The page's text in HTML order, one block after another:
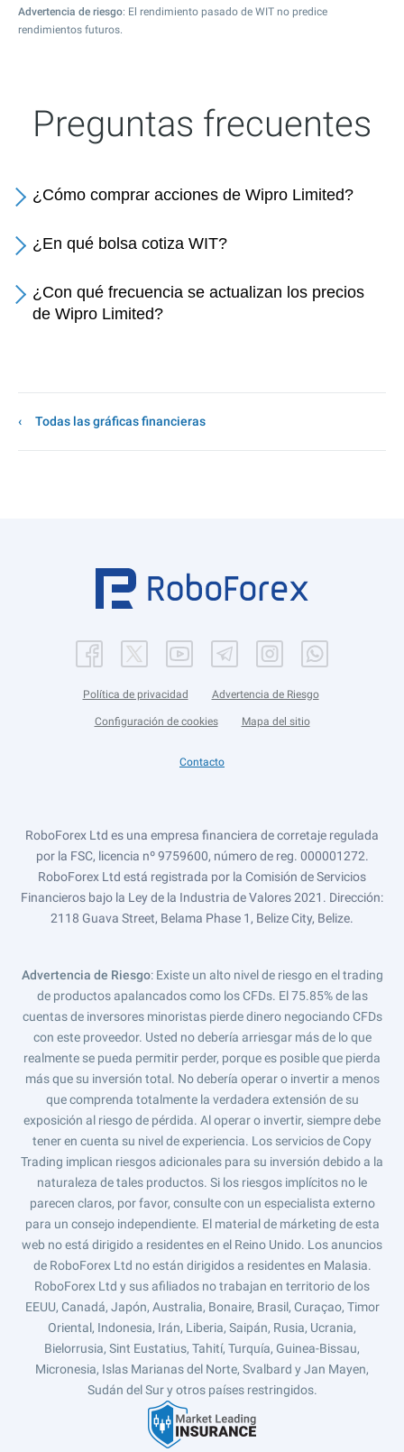
Advertencia de riesgo: El rendimiento pasado de WIT no predice
rendimientos futuros.
Preguntas frecuentes
¿Cómo comprar acciones de Wipro Limited?
¿En qué bolsa cotiza WIT?
¿Con qué frecuencia se actualizan los precios
de Wipro Limited?
Todas las gráficas financieras
Política de privacidad Advertencia de Riesgo
Configuración de cookies Mapa del sitio
Contacto
RoboForex Ltd es una empresa financiera de corretaje regulada
por la FSC, licencia nº 9759600, número de reg. 000001272.
RoboForex Ltd está registrada por la Comisión de Servicios
Financieros bajo la Ley de la Industria de Valores 2021. Dirección:
2118 Guava Street, Belama Phase 1, Belize City, Belize.
Advertencia de Riesgo: Existe un alto nivel de riesgo en el trading
de productos apalancados como los CFDs. El 75.85% de las
cuentas de inversores minoristas pierde dinero negociando CFDs
con este proveedor. Usted no debería arriesgar más de lo que
realmente se pueda permitir perder, porque es posible que pierda
más que su inversión total. No debería operar o invertir a menos
que comprenda totalmente la verdadera extensión de su
exposición al riesgo de pérdida. Al operar o invertir, siempre debe
tener en cuenta su nivel de experiencia. Los servicios de Copy
Trading implican riesgos adicionales para su inversión debido a la
naturaleza de tales productos. Si los riesgos implícitos no le
parecen claros, por favor, consulte con un especialista externo
para un consejo independiente. El material de márketing de esta
web no está dirigido a residentes en el Reino Unido. Los anuncios
de RoboForex Ltd no están dirigidos a residentes en Malasia.
RoboForex Ltd y sus afiliados no trabajan en territorio de los
EEUU, Canadá, Japón, Australia, Bonaire, Brasil, Curaçao, Timor
Oriental, Indonesia, Irán, Liberia, Saipán, Rusia, Ucrania,
Bielorrusia, Sint Eustatius, Tahití, Turquía, Guinea-Bissau,
Micronesia, Islas Marianas del Norte, Svalbard y Jan Mayen,
Sudán del Sur y otros países restringidos.